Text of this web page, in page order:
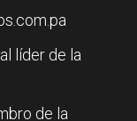
líder de la
de la